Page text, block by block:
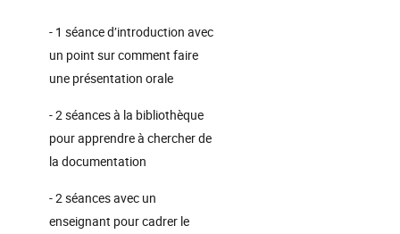
- 1 séance d’introduction avec
un point sur comment faire
une présentation orale
- 2 séances à la bibliothèque
pour apprendre à chercher de
la documentation
- 2 séances avec un
enseignant pour cadrer le